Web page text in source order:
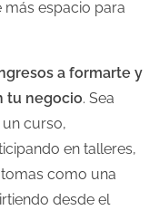
espacio para
a formarte y
tu negocio. Sea
curso,
en talleres,
como una
desde el